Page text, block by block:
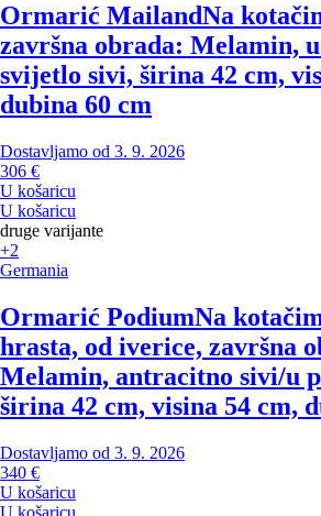
Ormarić MailandNa
završna obrada: Melamin,
svijetlo sivi, širina 42 cm,
dubina 60 cm
Dostavljamo od 3. 9. 2026
306 €
U košaricu
U košaricu
druge varijante
+2
Germania
Ormarić PodiumNa
hrasta, od iverice, završna
Melamin, antracitno sivi/u
širina 42 cm, visina 54 cm,
Dostavljamo od 3. 9. 2026
340 €
U košaricu
U košaricu